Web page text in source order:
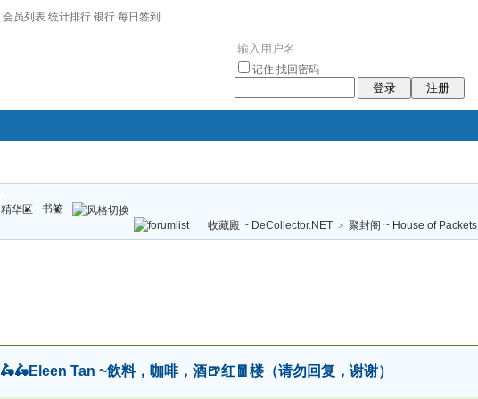
会员列表 统计排行 银行 每日签到
记住 找回密码
登录 注册
褔
袠袠袥眩褦
精华区
书签
收藏殿 ~ DeCollector.NET > 聚封阁 ~ House of Packets
🛵🛵Eleen Tan ~飲料，咖啡，酒🍺红🧧楼（请勿回复，谢谢）